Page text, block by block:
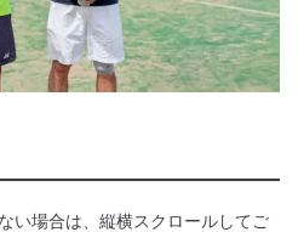
い場合は、縦横スクロールしてご